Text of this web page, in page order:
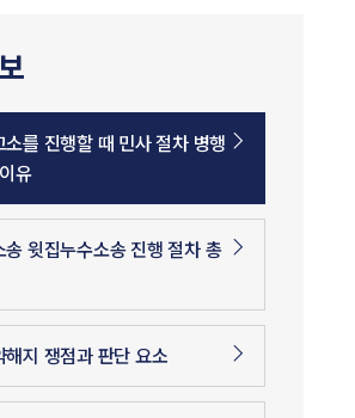
소를 진행할 때 민사 절차 병행
유
송 윗집누수소송 진행 절차 총
해지 쟁점과 판단 요소